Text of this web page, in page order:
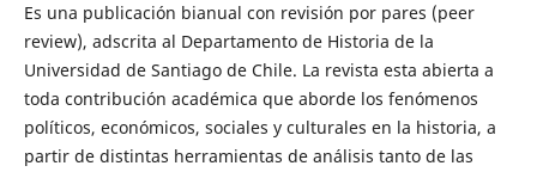
Es una publicación bianual con revisión por pares (peer
review), adscrita al Departamento de Historia de la
Universidad de Santiago de Chile. La revista esta abierta a
toda contribución académica que aborde los fenómenos
políticos, económicos, sociales y culturales en la historia, a
partir de distintas herramientas de análisis tanto de las